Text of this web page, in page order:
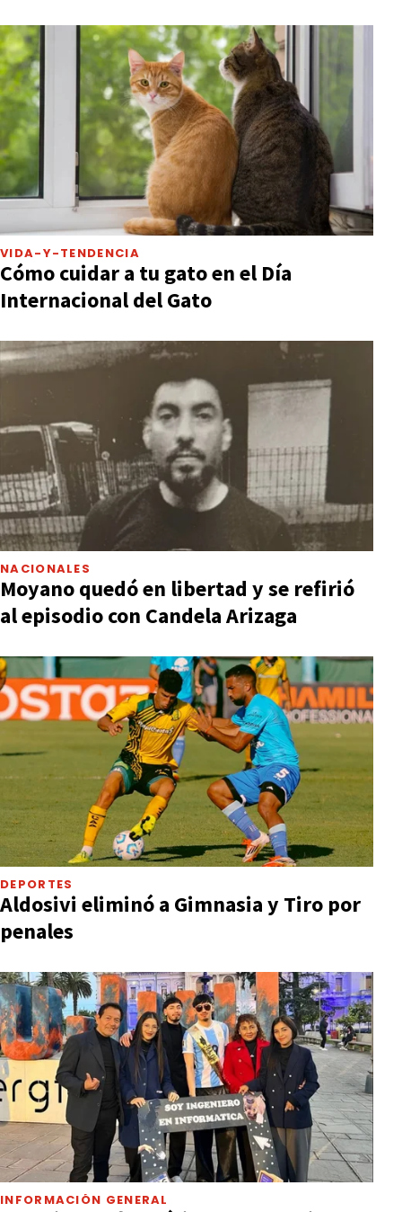
VIDA-Y-TENDENCIA
Cómo cuidar a tu gato en el Día
Internacional del Gato
NACIONALES
Moyano quedó en libertad y se refirió
al episodio con Candela Arizaga
DEPORTES
Aldosivi eliminó a Gimnasia y Tiro por
penales
INFORMACIÓN GENERAL